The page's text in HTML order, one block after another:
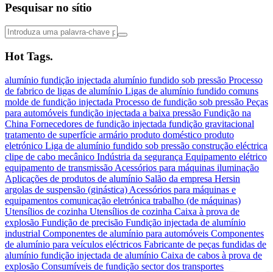
Pesquisar no sítio
Hot Tags.
alumínio fundição injectada alumínio fundido sob pressão Processo
de fabrico de ligas de alumínio Ligas de alumínio fundido comuns
molde de fundição injectada Processo de fundição sob pressão Peças
para automóveis fundição injectada a baixa pressão Fundição na
China Fornecedores de fundição injectada fundição gravitacional
tratamento de superfície armário produto doméstico produto
eletrónico Liga de alumínio fundido sob pressão construção eléctrica
clipe de cabo mecânico Indústria da segurança Equipamento elétrico
equipamento de transmissão Acessórios para máquinas iluminação
Aplicações de produtos de alumínio Salão da empresa Hersin
argolas de suspensão (ginástica) Acessórios para máquinas e
equipamentos comunicação eletrónica trabalho (de máquinas)
Utensílios de cozinha Utensílios de cozinha Caixa à prova de
explosão Fundição de precisão Fundição injectada de alumínio
industrial Componentes de alumínio para automóveis Componentes
de alumínio para veículos eléctricos Fabricante de peças fundidas de
alumínio fundição injectada de alumínio Caixa de cabos à prova de
explosão Consumíveis de fundição sector dos transportes